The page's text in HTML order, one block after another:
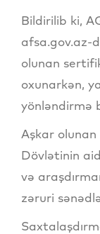
Bildirilib ki,
afsa.gov.az-
olunan
oxunarkən,
yönləndirmə
Aşkar
Dövlətinin
və
zəruri